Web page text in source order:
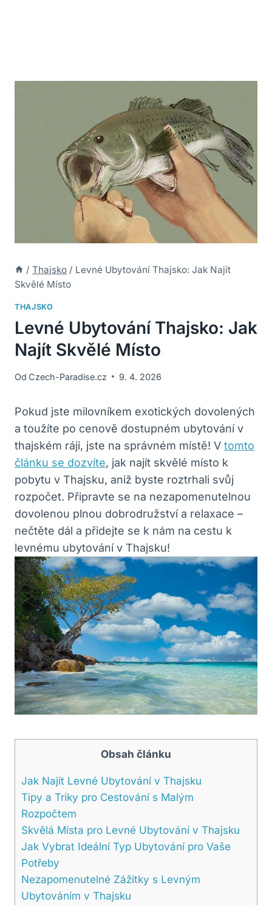
/ Thajsko / Levné Ubytování Thajsko: Jak Najít
Skvělé Místo
THAJSKO
Levné Ubytování Thajsko: Jak
Najít Skvělé Místo
Od Czech-Paradise.cz 9. 4. 2026
Pokud jste milovníkem exotických dovolených
a toužíte po cenově dostupném ubytování v
thajském ráji, jste na správném místě! V tomto
článku se dozvíte, jak najít skvělé místo k
pobytu v Thajsku, aniž byste roztrhali svůj
rozpočet. Připravte se na nezapomenutelnou
dovolenou plnou dobrodružství a relaxace –
nečtěte dál a přidejte se k nám na cestu k
levnému ubytování v Thajsku!
Obsah článku
Jak Najít Levné Ubytování v Thajsku
Tipy a Triky pro Cestování s Malým
Rozpočtem
Skvělá Místa pro Levné Ubytování v Thajsku
Jak Vybrat Ideální Typ Ubytování pro Vaše
Potřeby
Nezapomenutelné Zážitky s Levným
Ubytováním v Thajsku